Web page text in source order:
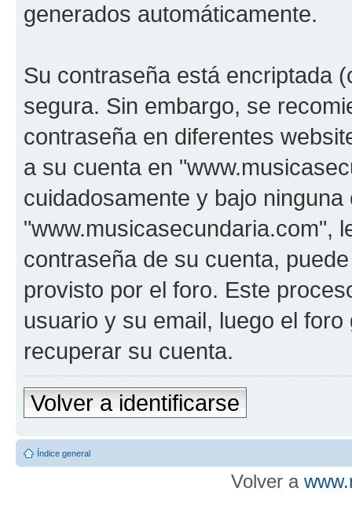
generados automáticamente.
Su contraseña está encriptada
segura. Sin embargo, se
contraseña en diferentes
a su cuenta en
cuidadosamente y bajo
"www.musicasecundaria.com",
contraseña de su cuenta,
provisto por el foro. Este
usuario y su email, luego el
recuperar su cuenta.
Volver a identificarse
Índice general
Volver a